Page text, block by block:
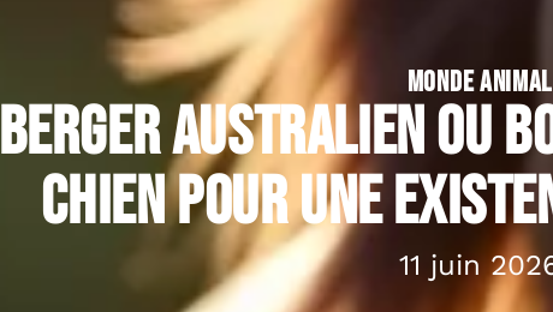
MONDE ANIMAL
Berger australien ou
chien pour une
11 juin